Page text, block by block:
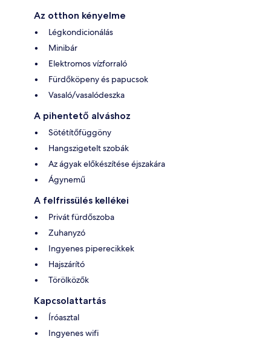
Az otthon kényelme
Légkondicionálás
Minibár
Elektromos vízforraló
Fürdőköpeny és papucsok
Vasaló/vasalódeszka
A pihentető alváshoz
Sötétítőfüggöny
Hangszigetelt szobák
Az ágyak előkészítése éjszakára
Ágynemű
A felfrissülés kellékei
Privát fürdőszoba
Zuhanyzó
Ingyenes piperecikkek
Hajszárító
Törölközők
Kapcsolattartás
Íróasztal
Ingyenes wifi